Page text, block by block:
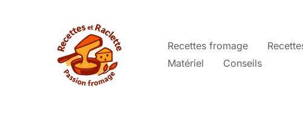
Recettes fromage
Matériel
Conseils